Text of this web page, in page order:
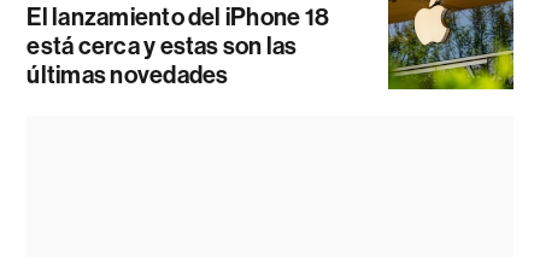
El lanzamiento del iPhone 18
está cerca y estas son las
últimas novedades